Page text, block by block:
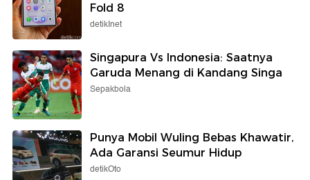
Fold 8
detikInet
Singapura Vs Indonesia: Saatnya
Garuda Menang di Kandang Singa
Sepakbola
Punya Mobil Wuling Bebas Khawatir,
Ada Garansi Seumur Hidup
detikOto